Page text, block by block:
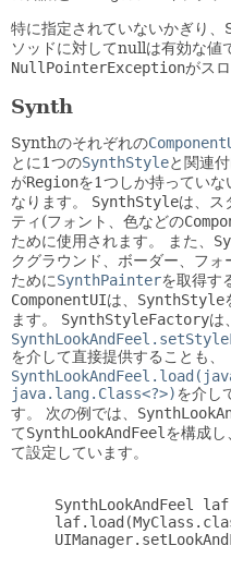
特に指定されていないかぎり
ソッドに対してnullは有効な値
NullPointerExceptionがス
Synth
Synthのそれぞれの
とに1つのSynthStyleと関連
がRegionを1つしか持っていな
なります。
SynthStyleは、ス
ティ(フォント、色などの
ために使用されます。
また、
クグラウンド、ボーダー、フ
ためにSynthPainterを取得す
ComponentUIは、 SynthStyle
ます。
SynthStyleFactoryは、
を介して直接提供することも、
java.lang.Class<?>)を介し
す。
次の例では、
てSynthLookAndFeel を構成
て設定しています。
SynthLookAndFeel